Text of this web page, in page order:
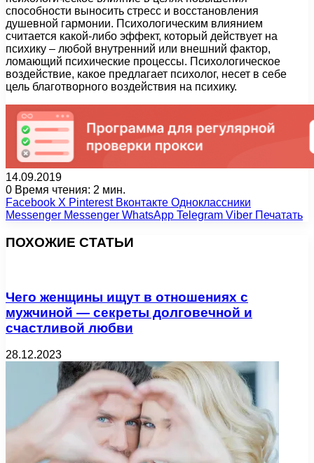
способности выносить стресс и восстановления
душевной гармонии. Психологическим влиянием
считается какой-либо эффект, который действует на
психику – любой внутренний или внешний фактор,
ломающий психические процессы. Психологическое
воздействие, какое предлагает психолог, несет в себе
цель благотворного воздействия на психику.
14.09.2019
0 Время чтения: 2 мин.
Facebook X Pinterest Вконтакте Одноклассники
Messenger Messenger WhatsApp Telegram Viber Печатать
ПОХОЖИЕ СТАТЬИ
Чего женщины ищут в отношениях с
мужчиной — секреты долговечной и
счастливой любви
28.12.2023